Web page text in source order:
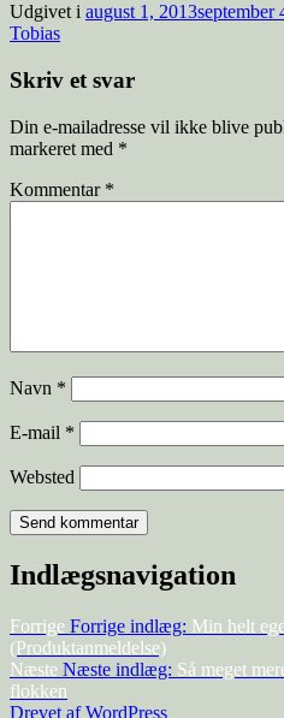
Udgivet i august 1, 2013september
Tobias
Skriv et svar
Din e-mailadresse vil ikke blive
markeret med *
Kommentar *
Navn *
E-mail *
Websted
Indlægsnavigation
Forrige Forrige indlæg: Min helt
(Produktanmeldelse)
Næste Næste indlæg: Så meget
flokken
Drevet af WordPress